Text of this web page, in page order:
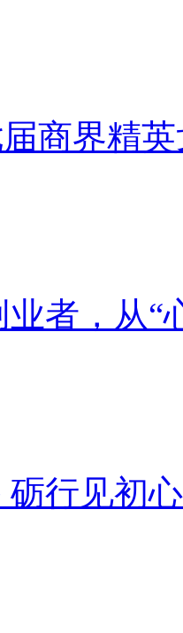
商界精
者，从“
砺行见初